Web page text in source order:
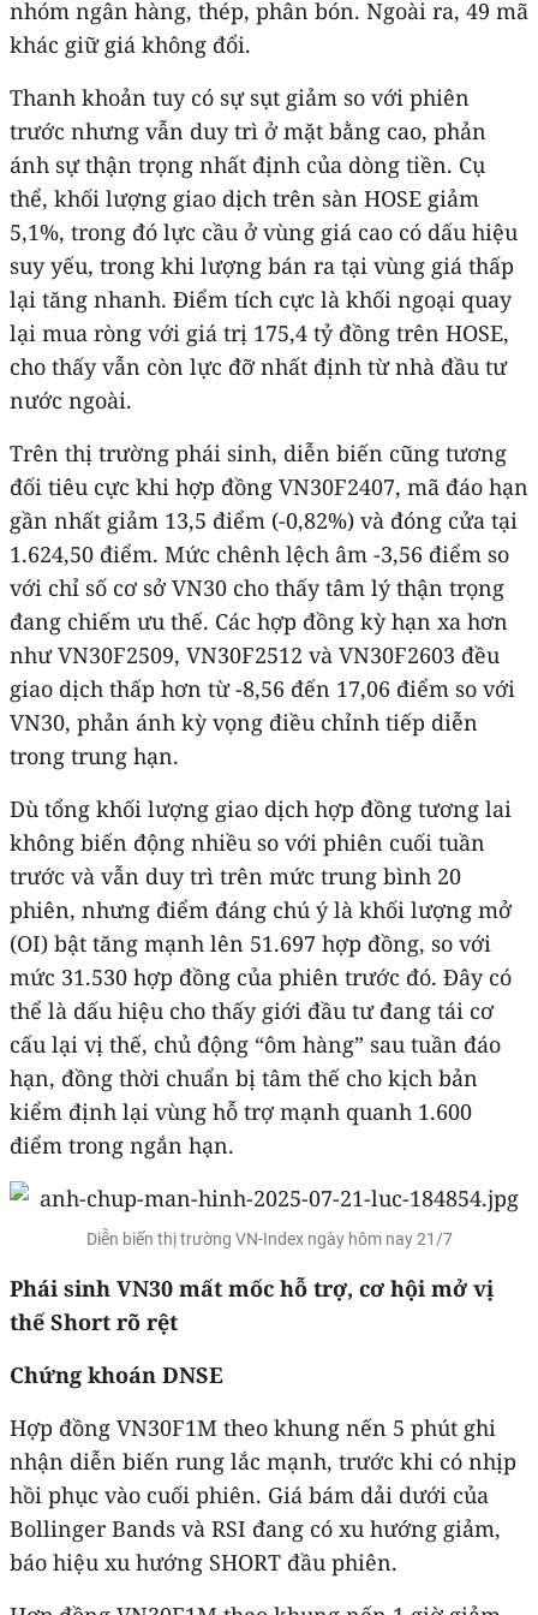
nhóm ngân hàng, thép, phân bón. Ngoài ra, 49 mã
khác giữ giá không đổi.
Thanh khoản tuy có sự sụt giảm so với phiên
trước nhưng vẫn duy trì ở mặt bằng cao, phản
ánh sự thận trọng nhất định của dòng tiền. Cụ
thể, khối lượng giao dịch trên sàn HOSE giảm
5,1%, trong đó lực cầu ở vùng giá cao có dấu hiệu
suy yếu, trong khi lượng bán ra tại vùng giá thấp
lại tăng nhanh. Điểm tích cực là khối ngoại quay
lại mua ròng với giá trị 175,4 tỷ đồng trên HOSE,
cho thấy vẫn còn lực đỡ nhất định từ nhà đầu tư
nước ngoài.
Trên thị trường phái sinh, diễn biến cũng tương
đối tiêu cực khi hợp đồng VN30F2407, mã đáo hạn
gần nhất giảm 13,5 điểm (-0,82%) và đóng cửa tại
1.624,50 điểm. Mức chênh lệch âm -3,56 điểm so
với chỉ số cơ sở VN30 cho thấy tâm lý thận trọng
đang chiếm ưu thế. Các hợp đồng kỳ hạn xa hơn
như VN30F2509, VN30F2512 và VN30F2603 đều
giao dịch thấp hơn từ -8,56 đến 17,06 điểm so với
VN30, phản ánh kỳ vọng điều chỉnh tiếp diễn
trong trung hạn.
Dù tổng khối lượng giao dịch hợp đồng tương lai
không biến động nhiều so với phiên cuối tuần
trước và vẫn duy trì trên mức trung bình 20
phiên, nhưng điểm đáng chú ý là khối lượng mở
(OI) bật tăng mạnh lên 51.697 hợp đồng, so với
mức 31.530 hợp đồng của phiên trước đó. Đây có
thể là dấu hiệu cho thấy giới đầu tư đang tái cơ
cấu lại vị thế, chủ động “ôm hàng” sau tuần đáo
hạn, đồng thời chuẩn bị tâm thế cho kịch bản
kiểm định lại vùng hỗ trợ mạnh quanh 1.600
điểm trong ngắn hạn.
Diễn biến thị trường VN-Index ngày hôm nay 21/7
Phái sinh VN30 mất mốc hỗ trợ, cơ hội mở vị
thế Short rõ rệt
Chứng khoán DNSE
Hợp đồng VN30F1M theo khung nến 5 phút ghi
nhận diễn biến rung lắc mạnh, trước khi có nhịp
hồi phục vào cuối phiên. Giá bám dải dưới của
Bollinger Bands và RSI đang có xu hướng giảm,
báo hiệu xu hướng SHORT đầu phiên.